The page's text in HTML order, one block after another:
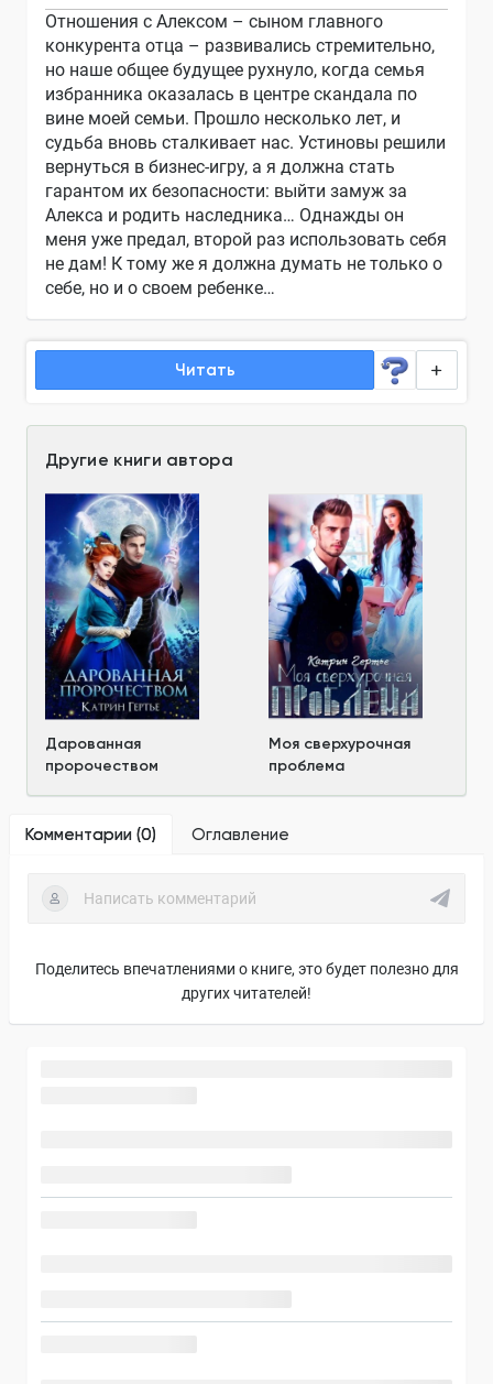
Отношения с Алексом – сыном главного
конкурента отца – развивались стремительно,
но наше общее будущее рухнуло, когда семья
избранника оказалась в центре скандала по
вине моей семьи. Прошло несколько лет, и
судьба вновь сталкивает нас. Устиновы решили
вернуться в бизнес-игру, а я должна стать
гарантом их безопасности: выйти замуж за
Алекса и родить наследника… Однажды он
меня уже предал, второй раз использовать себя
не дам! К тому же я должна думать не только о
себе, но и о своем ребенке…
Читать
Другие книги автора
Дарованная
пророчеством
Моя сверхурочная
проблема
Комментарии (0) Оглавление
Поделитесь впечатлениями о книге, это будет полезно для
других читателей!